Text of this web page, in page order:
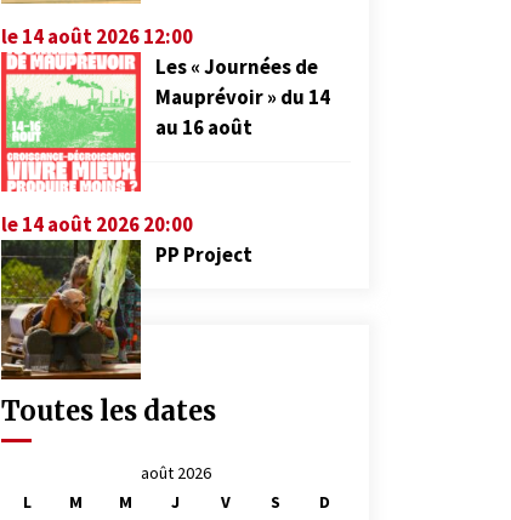
le 14 août 2026 12:00
Les « Journées de
Mauprévoir » du 14
au 16 août
le 14 août 2026 20:00
PP Project
Toutes les dates
août 2026
L
M M J V S
D